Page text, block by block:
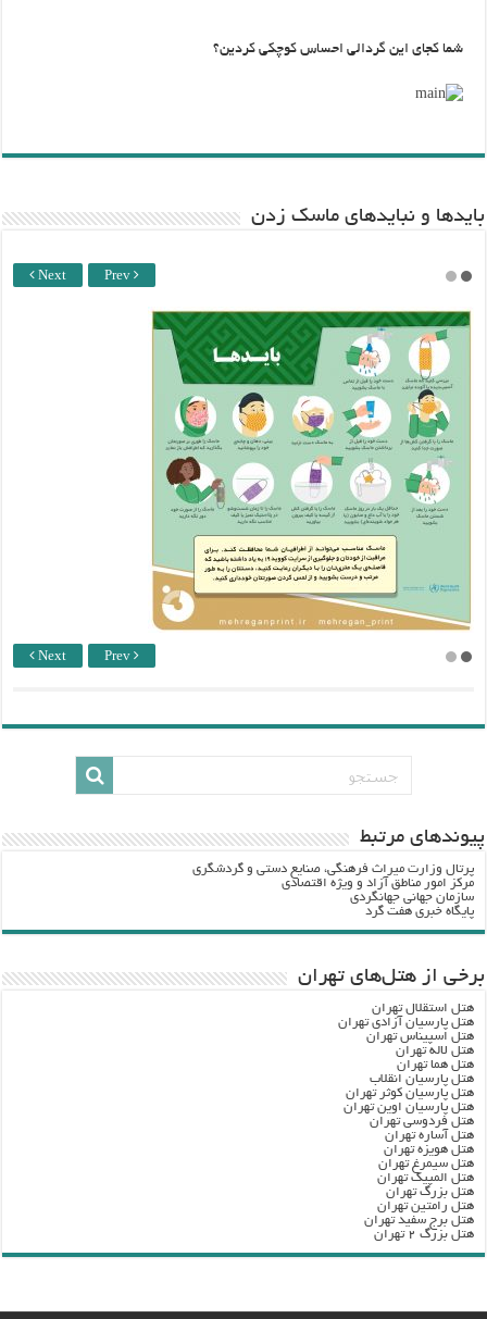
شما کجای این گردالی احساس کوچکی کردین؟
باید‌ها و نبایدهای ماسک زدن
Next Prev
Next Prev
پيوندهاي مرتبط
پرتال وزارت ميراث فرهنگي، صنایع دستی و گردشگري
مرکز امور مناطق آزاد و ویژه اقتصادی
سازمان جهانی جهانگردی
پایگاه خبری هفت گرد
برخی از هتل‌های تهران
هتل استقلال تهران
هتل پارسیان آزادی تهران
هتل اسپیناس تهران
هتل لاله تهران
هتل هما تهران
هتل پارسیان انقلاب
هتل پارسیان کوثر تهران
هتل پارسیان اوین تهران
هتل فردوسی تهران
هتل آساره تهران
هتل هویزه تهران
هتل سیمرغ تهران
هتل المپیک تهران
هتل بزرگ تهران
هتل رامتین تهران
هتل برج سفید تهران
هتل بزرگ ۲ تهران